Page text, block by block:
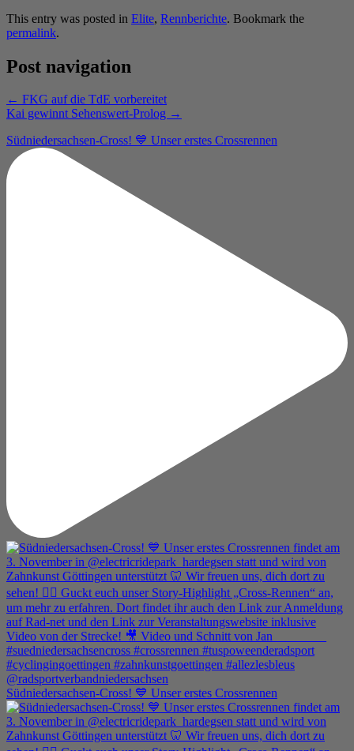
This entry was posted in Elite, Rennberichte. Bookmark the
permalink.
Post navigation
← FKG auf die TdE vorbereitet
Kai gewinnt Sehenswert-Prolog →
Südniedersachsen-Cross! 💙 Unser erstes Crossrennen
Südniedersachsen-Cross! 💙 Unser erstes Crossrennen